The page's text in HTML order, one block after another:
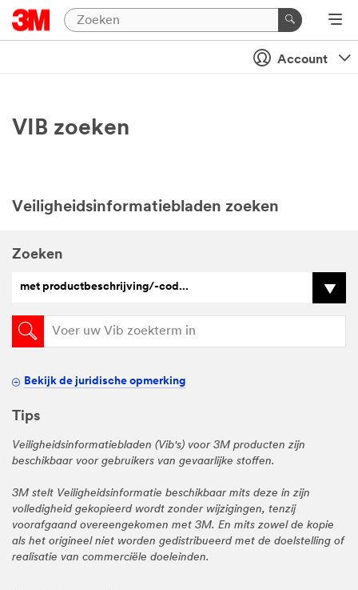
Account
VIB zoeken
Veiligheidsinformatiebladen zoeken
Zoeken
met productbeschrijving/-cod...
Bekijk de juridische opmerking
Tips
Veiligheidsinformatiebladen (Vib's) voor 3M producten zijn
beschikbaar voor gebruikers van gevaarlijke stoffen.
3M stelt Veiligheidsinformatie beschikbaar mits deze in zijn
volledigheid gekopieerd wordt zonder wijzigingen, tenzij
voorafgaand overeengekomen met 3M. En mits zowel de kopie
als het origineel niet worden gedistribueerd met de doelstelling of
realisatie van commerciële doeleinden.